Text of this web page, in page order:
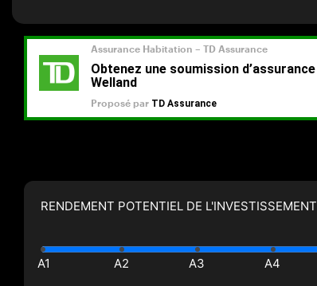
RENDEMENT POTENTIEL DE L'INVESTISSEMENT